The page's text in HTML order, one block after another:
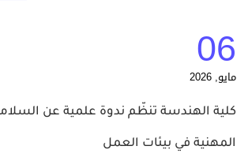
06
مايو, 2026
كلية الهندسة تنظّم ندوة علمية عن
المهنية في بيئات العمل